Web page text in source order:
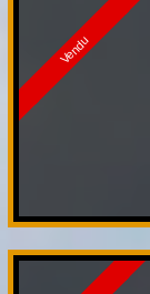
Vendu